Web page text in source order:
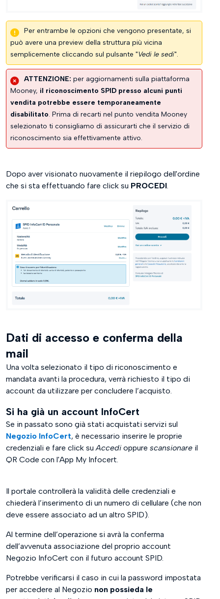
Per entrambe le opzioni che vengono presentate, si
può avere una preview della struttura più vicina
semplicemente cliccando sul pulsante "Vedi le sedi".
ATTENZIONE: per aggiornamenti sulla piattaforma
Mooney, il riconoscimento SPID presso alcuni punti
vendita potrebbe essere temporaneamente
disabilitato. Prima di recarti nel punto vendita Mooney
selezionato ti consigliamo di assicurarti che il servizio di
riconoscimento sia effettivamente attivo.
Dopo aver visionato nuovamente il riepilogo dell'ordine
che si sta effettuando fare click su PROCEDI.
Dati di accesso e conferma della
mail
Una volta selezionato il tipo di riconoscimento e
mandata avanti la procedura, verrà richiesto il tipo di
account da utilizzare per concludere l’acquisto.
Si ha già un account InfoCert
Se in passato sono già stati acquistati servizi sul
Negozio InfoCert, è necessario inserire le proprie
credenziali e fare click su Accedi oppure scansionare il
QR Code con l'App My Infocert.
Il portale controllerà la validità delle credenziali e
chiederà l’inserimento di un numero di cellulare (che non
deve essere associato ad un altro SPID).
Al termine dell’operazione si avrà la conferma
dell’avvenuta associazione del proprio account
Negozio InfoCert con il futuro account SPID.
Potrebbe verificarsi il caso in cui la password impostata
per accedere al Negozio non possieda le